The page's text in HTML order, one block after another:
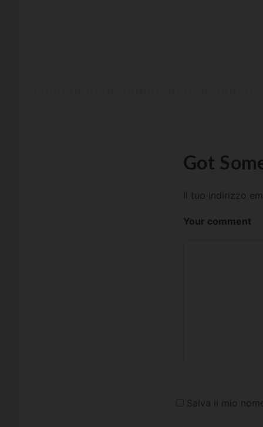
Got
Il tuo indirizzo
Your comment
Salva il mio